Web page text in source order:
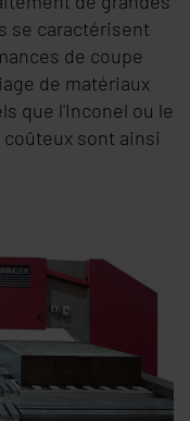
se caractérisent
de coupe
de matériaux
que l'Inconel ou le
sont ainsi